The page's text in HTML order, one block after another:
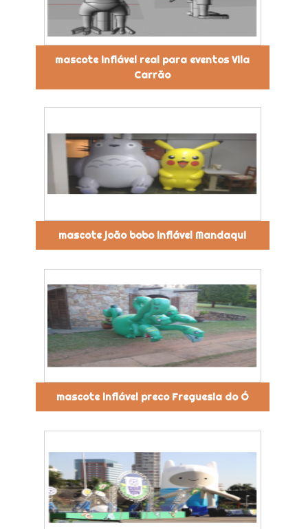
mascote inflável real para eventos Vila
Carrão
mascote joão bobo inflável Mandaqui
mascote inflável preco Freguesia do Ó